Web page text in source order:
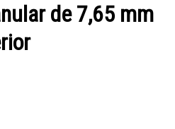
de 7,65 mm